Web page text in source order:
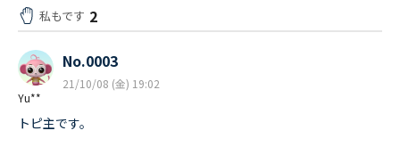
私もです 2
Yu**
No.0003
21/10/08 (金) 19:02
トピ主です。